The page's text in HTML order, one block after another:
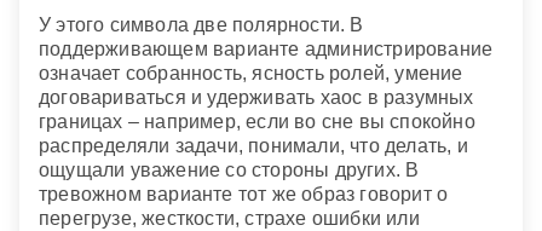
У этого символа две полярности. В
поддерживающем варианте администрирование
означает собранность, ясность ролей, умение
договариваться и удерживать хаос в разумных
границах – например, если во сне вы спокойно
распределяли задачи, понимали, что делать, и
ощущали уважение со стороны других. В
тревожном варианте тот же образ говорит о
перегрузе, жесткости, страхе ошибки или